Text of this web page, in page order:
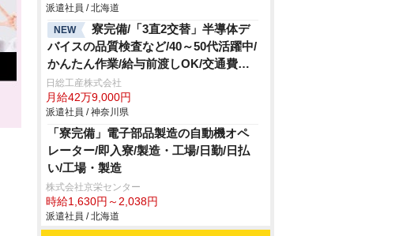
派遣社員 / 北海道
NEW
寮完備/「3直2交替」半導体デ
バイスの品質検査など/40～50代活躍中/
かんたん作業/給与前渡しOK/交通費支
給
日総工産株式会社
月給42万9,000円
派遣社員 / 神奈川県
「寮完備」電子部品製造の自動機オペ
レーター/即入寮/製造・工場/日勤/日払
い/工場・製造
株式会社京栄センター
時給1,630円～2,038円
派遣社員 / 北海道